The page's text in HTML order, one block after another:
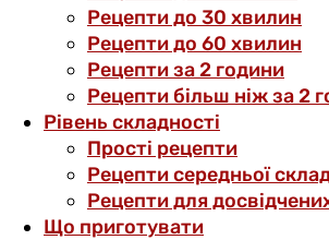
Рецепти до 30 хвилин
Рецепти до 60 хвилин
Рецепти за 2 години
Рецепти більш ніж за 2
Рівень складності
Прості рецепти
Рецепти середньої
Рецепти для
Що приготувати